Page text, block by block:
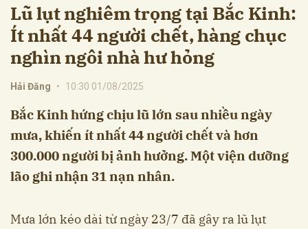
Lũ lụt nghiêm trọng tại Bắc Kinh:
Ít nhất 44 người chết, hàng chục
nghìn ngôi nhà hư hỏng
Hải Đăng • 10:30 01/08/2025
Bắc Kinh hứng chịu lũ lớn sau nhiều ngày
mưa, khiến ít nhất 44 người chết và hơn
300.000 người bị ảnh hưởng. Một viện dưỡng
lão ghi nhận 31 nạn nhân.
Mưa lớn kéo dài từ ngày 23/7 đã gây ra lũ lụt
Hủy